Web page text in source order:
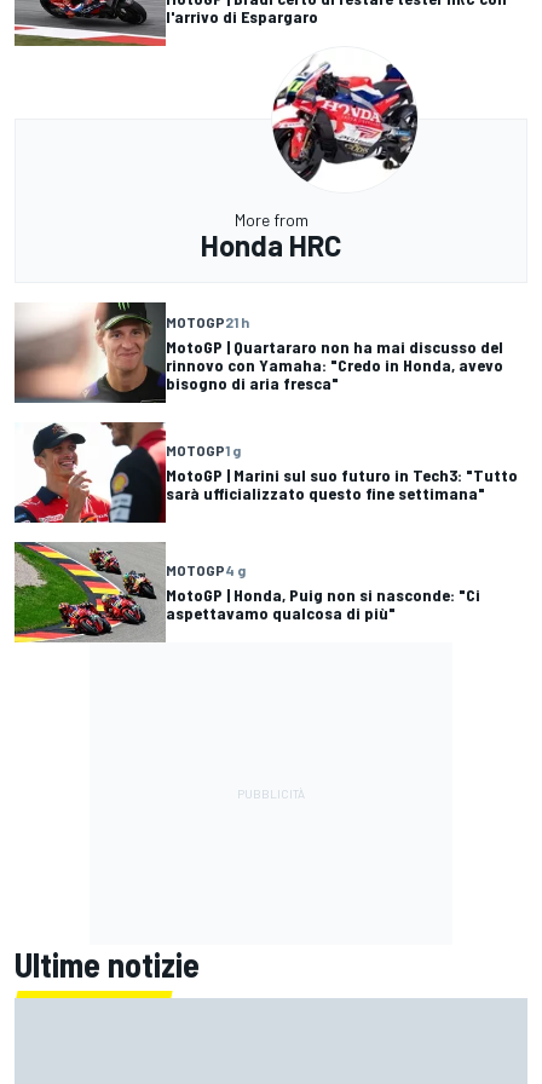
l'arrivo di Espargaro
More from
Honda HRC
MOTOGP21 h
MotoGP | Quartararo non ha mai discusso del
rinnovo con Yamaha: "Credo in Honda, avevo
bisogno di aria fresca"
MOTOGP1 g
MotoGP | Marini sul suo futuro in Tech3: "Tutto
sarà ufficializzato questo fine settimana"
MOTOGP4 g
MotoGP | Honda, Puig non si nasconde: "Ci
aspettavamo qualcosa di più"
Ultime notizie